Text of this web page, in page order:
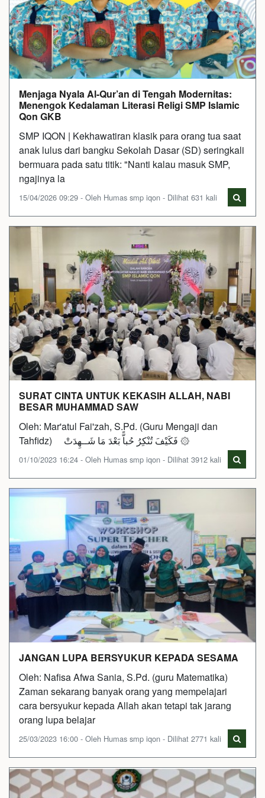
Menjaga Nyala Al-Qur’an di Tengah Modernitas:
Menengok Kedalaman Literasi Religi SMP Islamic
Qon GKB
SMP IQON | Kekhawatiran klasik para orang tua saat
anak lulus dari bangku Sekolah Dasar (SD) seringkali
bermuara pada satu titik: "Nanti kalau masuk SMP,
ngajinya la
15/04/2026 09:29 - Oleh Humas smp iqon - Dilihat 631 kali
SURAT CINTA UNTUK KEKASIH ALLAH, NABI
BESAR MUHAMMAD SAW
Oleh: Mar'atul Fai'zah, S.Pd. (Guru Mengaji dan
Tahfidz) فَكَيْفَ تُنْكِرُ حُباًّ بَعْدَ مَا شَــهِدَتْ ۞
01/10/2023 16:24 - Oleh Humas smp iqon - Dilihat 3912 kali
JANGAN LUPA BERSYUKUR KEPADA SESAMA
Oleh: Nafisa Afwa Sania, S.Pd. (guru Matematika)
Zaman sekarang banyak orang yang mempelajari
cara bersyukur kepada Allah akan tetapi tak jarang
orang lupa belajar
25/03/2023 16:00 - Oleh Humas smp iqon - Dilihat 2771 kali